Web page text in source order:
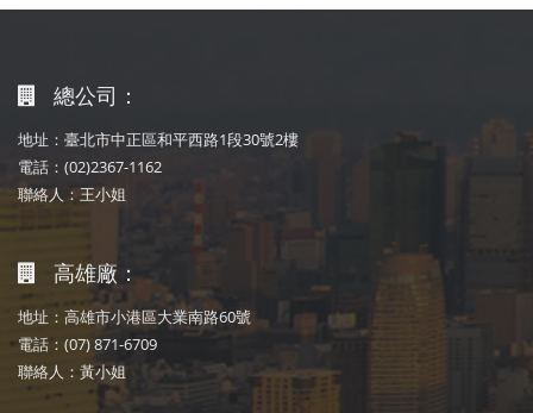
總公司：
地址：臺北市中正區和平西路1段30號2樓
電話：(02)2367-1162
聯絡人：王小姐
高雄廠：
地址：高雄市小港區大業南路60號
電話：(07) 871-6709
聯絡人：黃小姐